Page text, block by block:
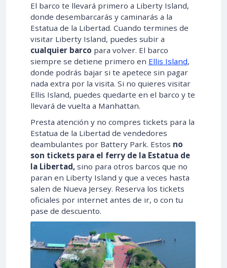
El barco te llevará primero a Liberty Island,
donde desembarcarás y caminarás a la
Estatua de la Libertad. Cuando termines de
visitar Liberty Island, puedes subir a
cualquier barco para volver. El barco
siempre se detiene primero en Ellis Island,
donde podrás bajar si te apetece sin pagar
nada extra por la visita. Si no quieres visitar
Ellis Island, puedes quedarte en el barco y te
llevará de vuelta a Manhattan.
Presta atención y no compres tickets para la
Estatua de la Libertad de vendedores
deambulantes por Battery Park. Estos no
son tickets para el ferry de la Estatua de
la Libertad, sino para otros barcos que no
paran en Liberty Island y que a veces hasta
salen de Nueva Jersey. Reserva los tickets
oficiales por internet antes de ir, o con tu
pase de descuento.